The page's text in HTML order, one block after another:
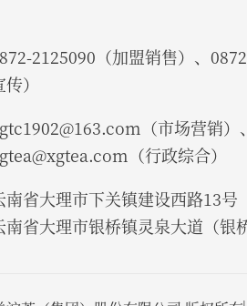
2125090（加盟销售）、
）
（市场营销）、
（行政综合）
南省大理市下关镇建设西路13号
南省大理市银桥镇灵泉大道（银